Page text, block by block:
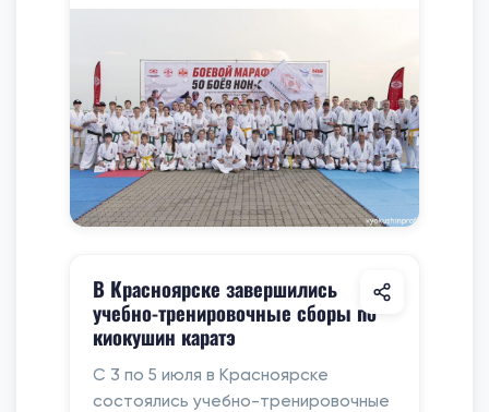
В Красноярске завершились
учебно-тренировочные сборы по
киокушин каратэ
С 3 по 5 июля в Красноярске
состоялись учебно-тренировочные